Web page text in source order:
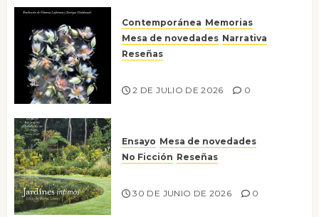
Contemporánea Memorias
Mesa de novedades Narrativa
Reseñas
2 DE JULIO DE 2026 0
Ensayo Mesa de novedades
No Ficción Reseñas
30 DE JUNIO DE 2026 0